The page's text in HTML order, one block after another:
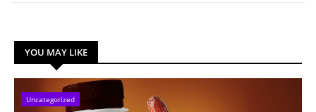
YOU MAY LIKE
Uncategorized